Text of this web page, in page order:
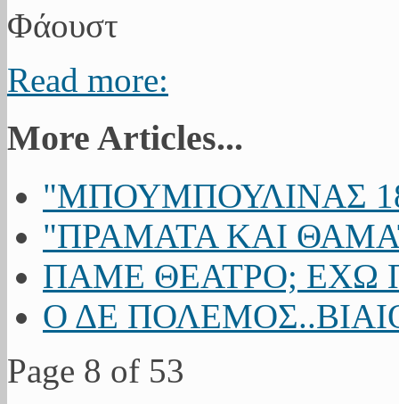
Read more:
More Articles...
"ΜΠΟΥΜΠΟΥΛΙΝΑΣ
"ΠΡΑΜΑΤΑ ΚΑΙ
ΠΑΜΕ ΘΕΑΤΡΟ; ΕΧΩ
Ο ΔΕ
Page 8 of 53